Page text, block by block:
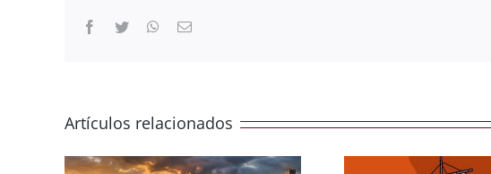
Facebook
Twitter WhatsApp
Correo
Artículos relacionados